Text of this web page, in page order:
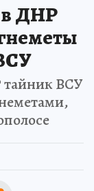
ДНР
тайник ВСУ